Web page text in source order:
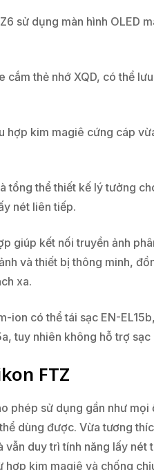
sử dụng màn hình OLED
cắm thẻ nhớ XQD, có thể
hợp kim magiê cứng cáp
tổng thể thiết kế lý tưởng
nét liên tiếp.
giúp kết nối truyền ảnh
và thiết bị thông minh,
xa.
ion có thể tái sạc EN-
tuy nhiên không hỗ trợ
FTZ
phép sử dụng gần như
dùng được. Vừa tương
vẫn duy trì tính năng lấy
hợp kim magiê và chống